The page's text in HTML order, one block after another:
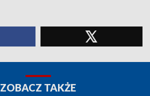
ZOBACZ TAKŻE